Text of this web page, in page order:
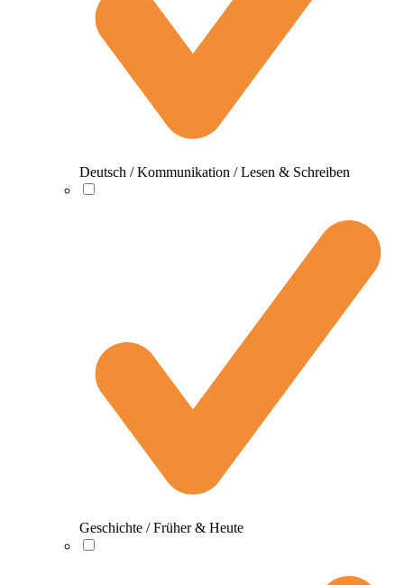
Deutsch / Kommunikation / Lesen & Schreiben
Geschichte / Früher & Heute